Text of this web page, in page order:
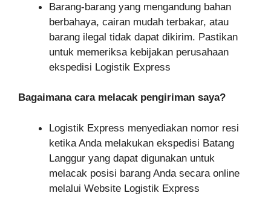
Barang-barang yang mengandung bahan
berbahaya, cairan mudah terbakar, atau
barang ilegal tidak dapat dikirim. Pastikan
untuk memeriksa kebijakan perusahaan
ekspedisi Logistik Express
Bagaimana cara melacak pengiriman saya?
Logistik Express menyediakan nomor resi
ketika Anda melakukan ekspedisi Batang
Langgur yang dapat digunakan untuk
melacak posisi barang Anda secara online
melalui Website Logistik Express